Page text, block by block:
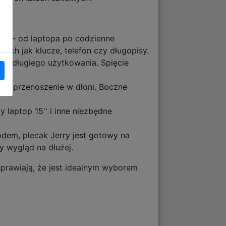
– od laptopa po codzienne
jak klucze, telefon czy długopisy.
długiego użytkowania. Spięcie
przenoszenie w dłoni. Boczne
laptop 15'' i inne niezbędne
plecak Jerry jest gotowy na
wygląd na dłużej.
że jest idealnym wyborem